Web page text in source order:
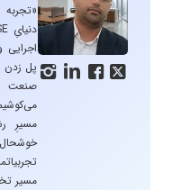
   
پل زدن
صنعت
مسیرِ
مسیر